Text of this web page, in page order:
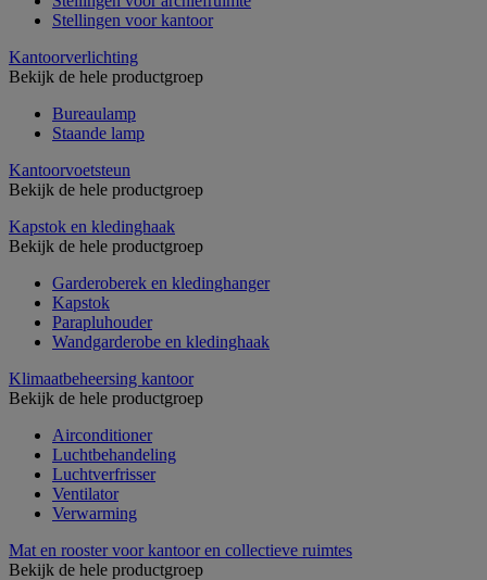
Stellingen voor kantoor
Kantoorverlichting
Bekijk de hele productgroep
Bureaulamp
Staande lamp
Kantoorvoetsteun
Bekijk de hele productgroep
Kapstok en kledinghaak
Bekijk de hele productgroep
Garderoberek en kledinghanger
Kapstok
Parapluhouder
Wandgarderobe en kledinghaak
Klimaatbeheersing kantoor
Bekijk de hele productgroep
Airconditioner
Luchtbehandeling
Luchtverfrisser
Ventilator
Verwarming
Mat en rooster voor kantoor en collectieve ruimtes
Bekijk de hele productgroep